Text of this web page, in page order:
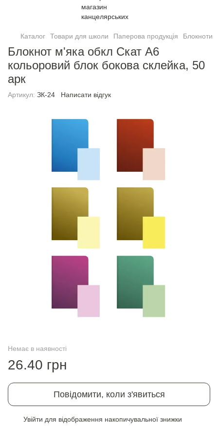
Каталог Товари для школи Паперова продукція Блокноти
Блокнот м'яка обкл Скат А6
кольоровий блок бокова склейка, 50
арк
Артикул: ЗК-24 Написати відгук
Немає в наявності
26.40 грн
Повідомити, коли з'явиться
Увійти для відображення накопичувальної знижки